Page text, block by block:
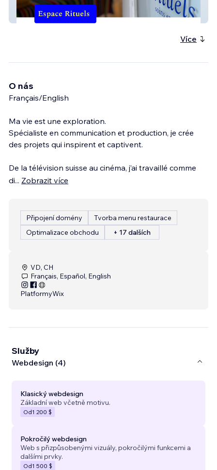
Espace Rituels
Více
O nás
Français/English
Ma vie est une exploration.
Spécialiste en communication et production, je crée
des projets qui inspirent et captivent.
De la télévision suisse au cinéma, j’ai travaillé comme
di... Zobrazit více
Připojení domény
Tvorba menu restaurace
Optimalizace obchodu
+ 17 dalších
VD, CH
Français, Español, English
PlatformyWix
Služby
Webdesign (4)
Klasický webdesign
Základní web včetně motivu.
Od1 200 $
Pokročilý webdesign
Web s přizpůsobenými vizuály, pokročilými funkcemi a
dalšími prvky.
Od1 500 $